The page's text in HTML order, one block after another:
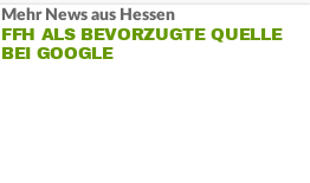
Mehr News aus Hessen
FFH ALS BEVORZUGTE QUELLE
BEI GOOGLE